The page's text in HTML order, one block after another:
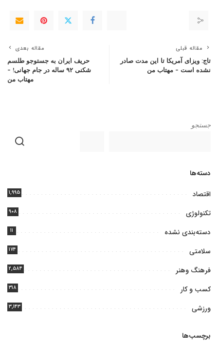
مقاله قبلی
تاج: ویزای آمریکا تا این مدت صادر
نشده است – مهتاب من
مقاله بعدی
حریف ایران به جستوجو طلسم
شکنی ۹۲ ساله در جام جهانی! –
مهتاب من
جستجو
دسته‌ها
اقتصاد ۱,۹۹۵
تکنولوژی ۹۰۸
دسته‌بندی نشده ۱۱
سلامتی ۱۷۴
فرهنگ وهنر ۲,۵۸۴
کسب و کار ۳۱۸
ورزشی ۳,۱۴۳
برچسب‌ها